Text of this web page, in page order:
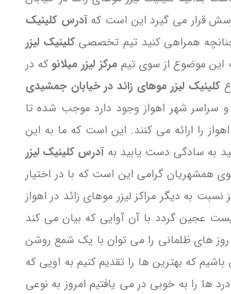
قرار می گیرد این است کهآدرس کلینیک
چنانچه همراهی کنید تیم تخصصیکلینیک لیزر
این موضوع از سوی تیم مرکز لیزر میلانو که در
کلینیک لیزر موهای زائد در خیابان جمشیدی
و سراسر شهر اهواز وجود دارد موجب شده تا
را ارائه می کنند. این است که ما به این
به سادگی دست یابید به آدرس کلینیک لیزر
همشهریان گرامی این است که با در اختیار
به دیگر مراکز لیزر موهای زائد در اهواز
عجین گردد با آن آوایی که بیان می کند
روز های ظلمانی را می توان با یک شمع روشن
که بهترین ها را تقدیم کنیم به اویی که
ها را به خوبی در می یافتیم امروز به نوعی